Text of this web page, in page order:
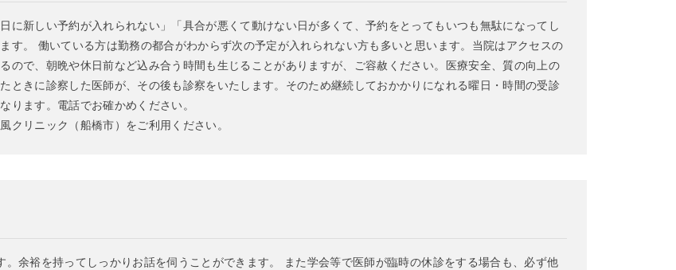
に新しい予約が入れられない」「具合が悪くて動けない日が多くて、予約をとってもいつも無駄になってし
す。 働いている方は勤務の都合がわからず次の予定が入れられない方も多いと思います。当院はアクセスの
ので、朝晩や休日前など込み合う時間も生じることがありますが、ご容赦ください。医療安全、質の向上の
ときに診察した医師が、その後も診察をいたします。そのため継続しておかかりになれる曜日・時間の受診
ります。電話でお確かめください。
リニック（船橋市）をご利用ください。
余裕を持ってしっかりお話を伺うことができます。 また学会等で医師が臨時の休診をする場合も、必ず他